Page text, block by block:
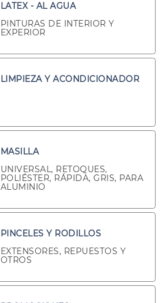
LATEX - AL AGUA
PINTURAS DE INTERIOR Y
EXPERIOR
LIMPIEZA Y ACONDICIONADOR
MASILLA
UNIVERSAL, RETOQUES,
POLIÉSTER, RÁPIDA, GRIS, PARA
ALUMINIO
PINCELES Y RODILLOS
EXTENSORES, REPUESTOS Y
OTROS